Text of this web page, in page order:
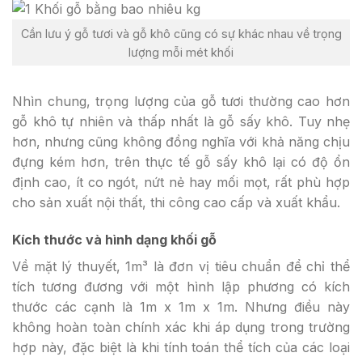
Cần lưu ý gỗ tươi và gỗ khô cũng có sự khác nhau về trọng
lượng mỗi mét khối
Nhìn chung, trọng lượng của gỗ tươi thường cao hơn
gỗ khô tự nhiên và thấp nhất là gỗ sấy khô. Tuy nhẹ
hơn, nhưng cũng không đồng nghĩa với khả năng chịu
đựng kém hơn, trên thực tế gỗ sấy khô lại có độ ổn
định cao, ít co ngót, nứt nẻ hay mối mọt, rất phù hợp
cho sản xuất nội thất, thi công cao cấp và xuất khẩu.
Kích thước và hình dạng khối gỗ
Về mặt lý thuyết, 1m³ là đơn vị tiêu chuẩn để chỉ thể
tích tương đương với một hình lập phương có kích
thước các cạnh là 1m x 1m x 1m. Nhưng điều này
không hoàn toàn chính xác khi áp dụng trong trường
hợp này, đặc biệt là khi tính toán thể tích của các loại